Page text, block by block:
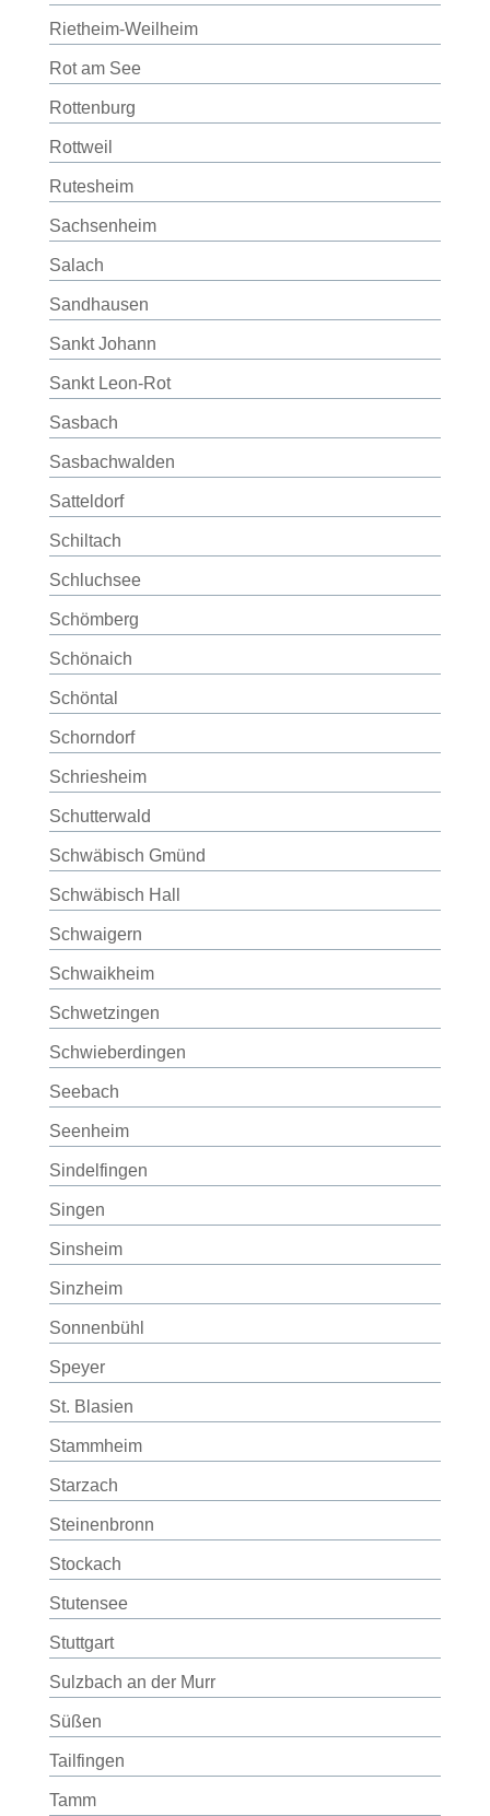
Rietheim-Weilheim
Rot am See
Rottenburg
Rottweil
Rutesheim
Sachsenheim
Salach
Sandhausen
Sankt Johann
Sankt Leon-Rot
Sasbach
Sasbachwalden
Satteldorf
Schiltach
Schluchsee
Schömberg
Schönaich
Schöntal
Schorndorf
Schriesheim
Schutterwald
Schwäbisch Gmünd
Schwäbisch Hall
Schwaigern
Schwaikheim
Schwetzingen
Schwieberdingen
Seebach
Seenheim
Sindelfingen
Singen
Sinsheim
Sinzheim
Sonnenbühl
Speyer
St. Blasien
Stammheim
Starzach
Steinenbronn
Stockach
Stutensee
Stuttgart
Sulzbach an der Murr
Süßen
Tailfingen
Tamm